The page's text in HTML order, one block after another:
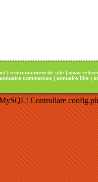
| referencement de site |
annuaire commerces | annuaire lille |
Controllare